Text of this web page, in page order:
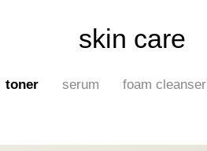
skin care
toner serum foam cleanser